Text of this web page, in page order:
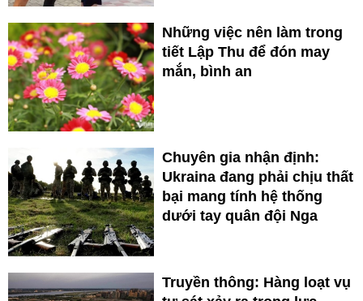
Những việc nên làm trong
tiết Lập Thu để đón may
mắn, bình an
Chuyên gia nhận định:
Ukraina đang phải chịu thất
bại mang tính hệ thống
dưới tay quân đội Nga
Truyền thông: Hàng loạt vụ